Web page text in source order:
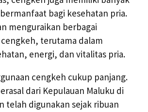
bagi kesehatan pria.
menguraikan berbagai
terutama dalam
energi, dan vitalitas pria.
cengkeh cukup panjang.
dari Kepulauan Maluku di
telah digunakan sejak ribuan